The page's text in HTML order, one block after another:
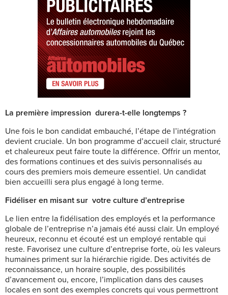
La première impression durera-t-elle longtemps ?
Une fois le bon candidat embauché, l’étape de l’intégration
devient cruciale. Un bon programme d’accueil clair, structuré
et chaleureux peut faire toute la différence. Offrir un mentor,
des formations continues et des suivis personnalisés au
cours des premiers mois demeure essentiel. Un candidat
bien accueilli sera plus engagé à long terme.
Fidéliser en misant sur votre culture d’entreprise
Le lien entre la fidélisation des employés et la performance
globale de l’entreprise n’a jamais été aussi clair. Un employé
heureux, reconnu et écouté est un employé rentable qui
reste. Favorisez une culture d’entreprise forte, où les valeurs
humaines priment sur la hiérarchie rigide. Des activités de
reconnaissance, un horaire souple, des possibilités
d’avancement ou, encore, l’implication dans des causes
locales en sont des exemples concrets qui vous permettront